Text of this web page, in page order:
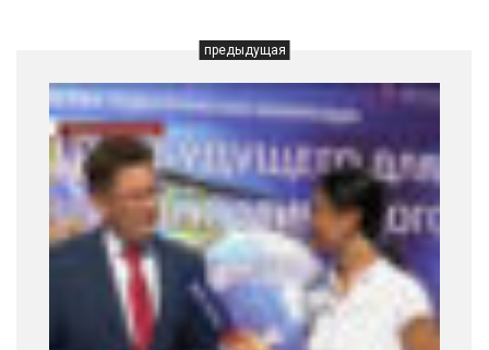
предыдущая